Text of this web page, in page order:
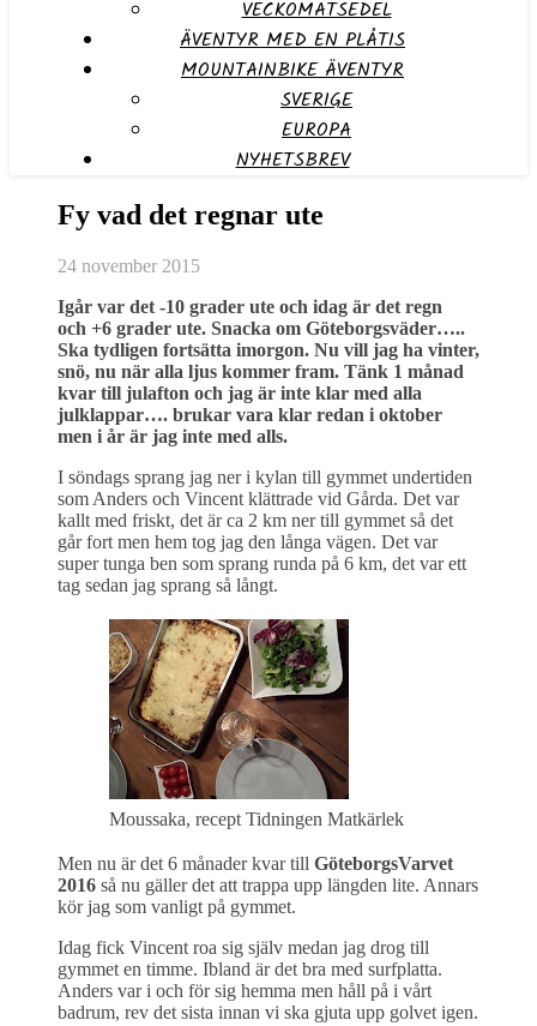
VECKOMATSEDEL
ÄVENTYR MED EN PLÅTIS
MOUNTAINBIKE ÄVENTYR
SVERIGE
EUROPA
NYHETSBREV
Fy vad det regnar ute
24 november 2015
Igår var det -10 grader ute och idag är det regn
och +6 grader ute. Snacka om Göteborgsväder…..
Ska tydligen fortsätta imorgon. Nu vill jag ha vinter,
snö, nu när alla ljus kommer fram. Tänk 1 månad
kvar till julafton och jag är inte klar med alla
julklappar…. brukar vara klar redan i oktober
men i år är jag inte med alls.
I söndags sprang jag ner i kylan till gymmet undertiden
som Anders och Vincent klättrade vid Gårda. Det var
kallt med friskt, det är ca 2 km ner till gymmet så det
går fort men hem tog jag den långa vägen. Det var
super tunga ben som sprang runda på 6 km, det var ett
tag sedan jag sprang så långt.
Moussaka, recept Tidningen Matkärlek
Men nu är det 6 månader kvar till GöteborgsVarvet
2016 så nu gäller det att trappa upp längden lite. Annars
kör jag som vanligt på gymmet.
Idag fick Vincent roa sig själv medan jag drog till
gymmet en timme. Ibland är det bra med surfplatta.
Anders var i och för sig hemma men håll på i vårt
badrum, rev det sista innan vi ska gjuta upp golvet igen.